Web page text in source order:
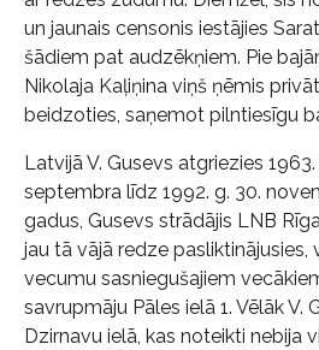
un jaunais censonis iestājies
šādiem pat audzēkņiem. Pie
Nikolaja Kaļiņina viņš ņēmis
beidzoties, saņemot pilntiesīgu
Latvijā V. Gusevs atgriezies
septembra līdz 1992. g. 30.
gadus, Gusevs strādājis LNB
jau tā vājā redze pasliktinājusies,
vecumu sasniegušajiem
savrupmāju Pāles ielā 1. Vēlāk V.
Dzirnavu ielā, kas noteikti nebija